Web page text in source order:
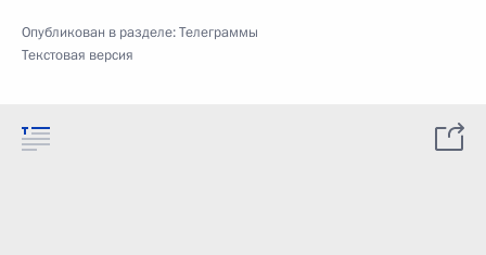
Опубликован в разделе:Телеграммы
Текстовая версия